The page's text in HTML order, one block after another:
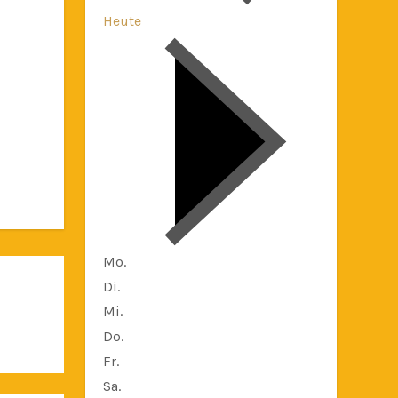
Heute
Mo.
Di.
Mi.
Do.
Fr.
Sa.